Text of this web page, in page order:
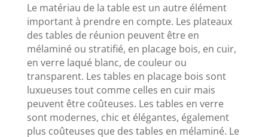
Le matériau de la table est un autre élément
important à prendre en compte. Les plateaux
des tables de réunion peuvent être en
mélaminé ou stratifié, en placage bois, en cuir,
en verre laqué blanc, de couleur ou
transparent. Les tables en placage bois sont
luxueuses tout comme celles en cuir mais
peuvent être coûteuses. Les tables en verre
sont modernes, chic et élégantes, également
plus coûteuses que des tables en mélaminé. Le